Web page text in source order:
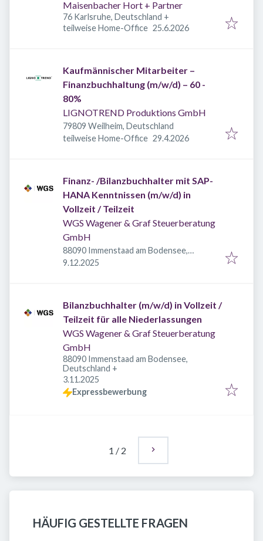
Maisenbacher Hort + Partner
76 Karlsruhe, Deutschland +
teilweise Home-Office Veröffentlicht
25.6.2026
Kaufmännischer Mitarbeiter –
Finanzbuchhaltung (m/w/d) – 60 -
80%
LIGNOTREND Produktions GmbH
79809 Weilheim, Deutschland
teilweise Home-Office Veröffentlicht
29.4.2026
Finanz- /Bilanzbuchhalter mit SAP-
HANA Kenntnissen (m/w/d) in
Vollzeit / Teilzeit
WGS Wagener & Graf Steuerberatung
GmbH
88090 Immenstaad am Bodensee,
Deutschland
Veröffentlicht
9.12.2025
Bilanzbuchhalter (m/w/d) in Vollzeit /
Teilzeit für alle Niederlassungen
WGS Wagener & Graf Steuerberatung
GmbH
88090 Immenstaad am Bodensee,
Deutschland +
Veröffentlicht
3.11.2025
Expressbewerbung
1 / 2
HÄUFIG GESTELLTE FRAGEN